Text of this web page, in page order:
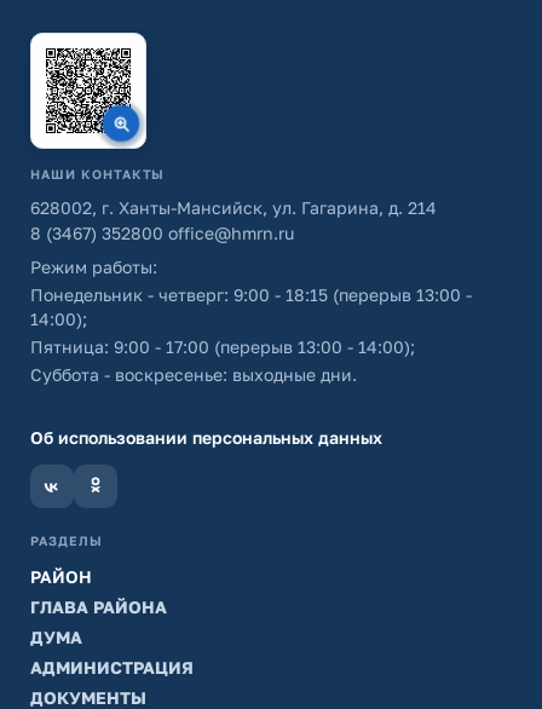
НАШИ КОНТАКТЫ
628002, г. Ханты-Мансийск, ул. Гагарина, д. 214
8 (3467) 352800 office@hmrn.ru
Режим работы:
Понедельник - четверг: 9:00 - 18:15 (перерыв 13:00 -
14:00);
Пятница: 9:00 - 17:00 (перерыв 13:00 - 14:00);
Суббота - воскресенье: выходные дни.
Об использовании персональных данных
РАЗДЕЛЫ
РАЙОН
ГЛАВА РАЙОНА
ДУМА
АДМИНИСТРАЦИЯ
ДОКУМЕНТЫ